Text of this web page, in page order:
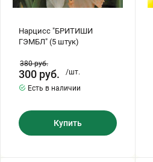
Нарцисс "БРИТИШИ
ГЭМБЛ" (5 штук)
380руб.
300 руб.
/шт.
Есть в наличии
Купить